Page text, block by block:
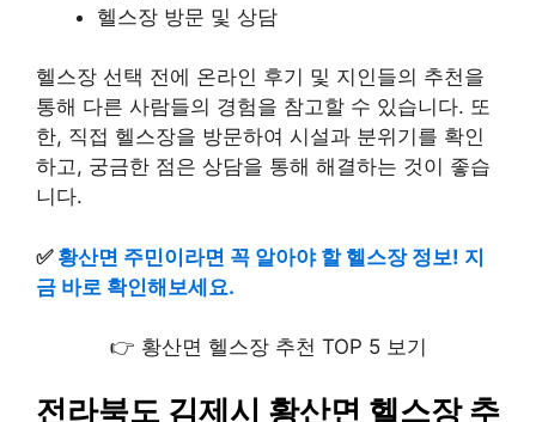
헬스장 방문 및 상담
헬스장 선택 전에 온라인 후기 및 지인들의 추천을
통해 다른 사람들의 경험을 참고할 수 있습니다. 또
한, 직접 헬스장을 방문하여 시설과 분위기를 확인
하고, 궁금한 점은 상담을 통해 해결하는 것이 좋습
니다.
✅ 황산면 주민이라면 꼭 알아야 할 헬스장 정보! 지
금 바로 확인해보세요.
👉 황산면 헬스장 추천 TOP 5 보기
전라북도 김제시 황산면 헬스장 추